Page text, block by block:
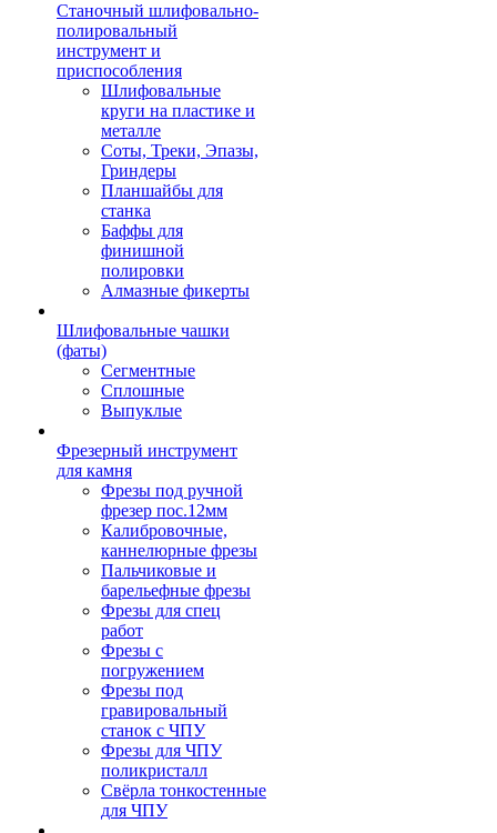
Станочный шлифовально-
полировальный
инструмент и
приспособления
Шлифовальные
круги на пластике и
металле
Соты, Треки, Эпазы,
Гриндеры
Планшайбы для
станка
Баффы для
финишной
полировки
Алмазные фикерты
Шлифовальные чашки
(фаты)
Сегментные
Сплошные
Выпуклые
Фрезерный инструмент
для камня
Фрезы под ручной
фрезер пос.12мм
Калибровочные,
каннелюрные фрезы
Пальчиковые и
барельефные фрезы
Фрезы для спец
работ
Фрезы с
погружением
Фрезы под
гравировальный
станок с ЧПУ
Фрезы для ЧПУ
поликристалл
Свёрла тонкостенные
для ЧПУ